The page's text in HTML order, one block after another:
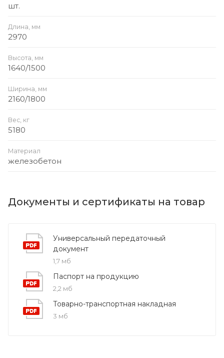
шт.
Длина, мм
2970
Высота, мм
1640/1500
Ширина, мм
2160/1800
Вес, кг
5180
Материал
железобетон
Документы и сертификаты на товар
Универсальный передаточный
документ
1,7 мб
Паспорт на продукцию
2,2 мб
Товарно-транспортная накладная
3 мб